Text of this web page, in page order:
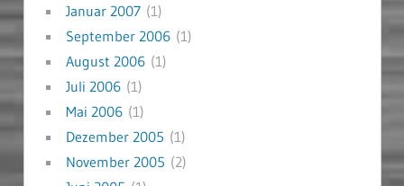
Januar 2007(1)
September 2006(1)
August 2006(1)
Juli 2006(1)
Mai 2006(1)
Dezember 2005 (1)
November 2005 (2)